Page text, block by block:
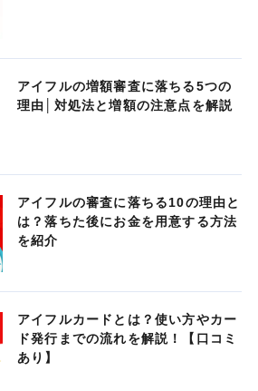
アイフルの増額審査に落ちる5つの
理由│対処法と増額の注意点を解説
アイフルの審査に落ちる10の理由と
は？落ちた後にお金を用意する方法
を紹介
アイフルカードとは？使い方やカー
ド発行までの流れを解説！【口コミ
あり】